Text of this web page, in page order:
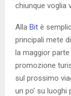
chiunque voglia
Alla Bit è
principali mete
la maggior
promozione
sul prossimo
un po’ su